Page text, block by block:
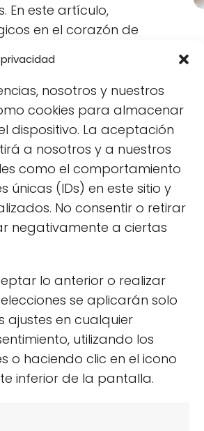
nosotros y nuestros
cookies para almacenar
dispositivo. La aceptación
a nosotros y a nuestros
como el comportamiento
únicas (IDs) en este sitio y
No consentir o retirar
negativamente a ciertas
lo anterior o realizar
se aplicarán solo
ajustes en cualquier
utilizando los
o haciendo clic en el icono
inferior de la pantalla.
En este artículo,
en el corazón de
centro
, este artículo
de productos que
en